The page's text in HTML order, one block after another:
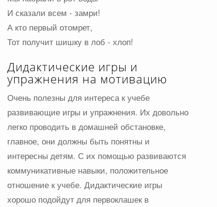
И сказали всем - замри!
А кто первый отомрет,
Тот получит шишку в лоб - хлоп!
Дидактические игры и
упражнения на мотивацию
Очень полезны для интереса к учебе
развивающие игры и упражнения. Их довольно
легко проводить в домашней обстановке,
главное, они должны быть понятны и
интересны детям. С их помощью развиваются
коммуникативные навыки, положительное
отношение к учебе. Дидактические игры
хорошо подойдут для первоклашек в